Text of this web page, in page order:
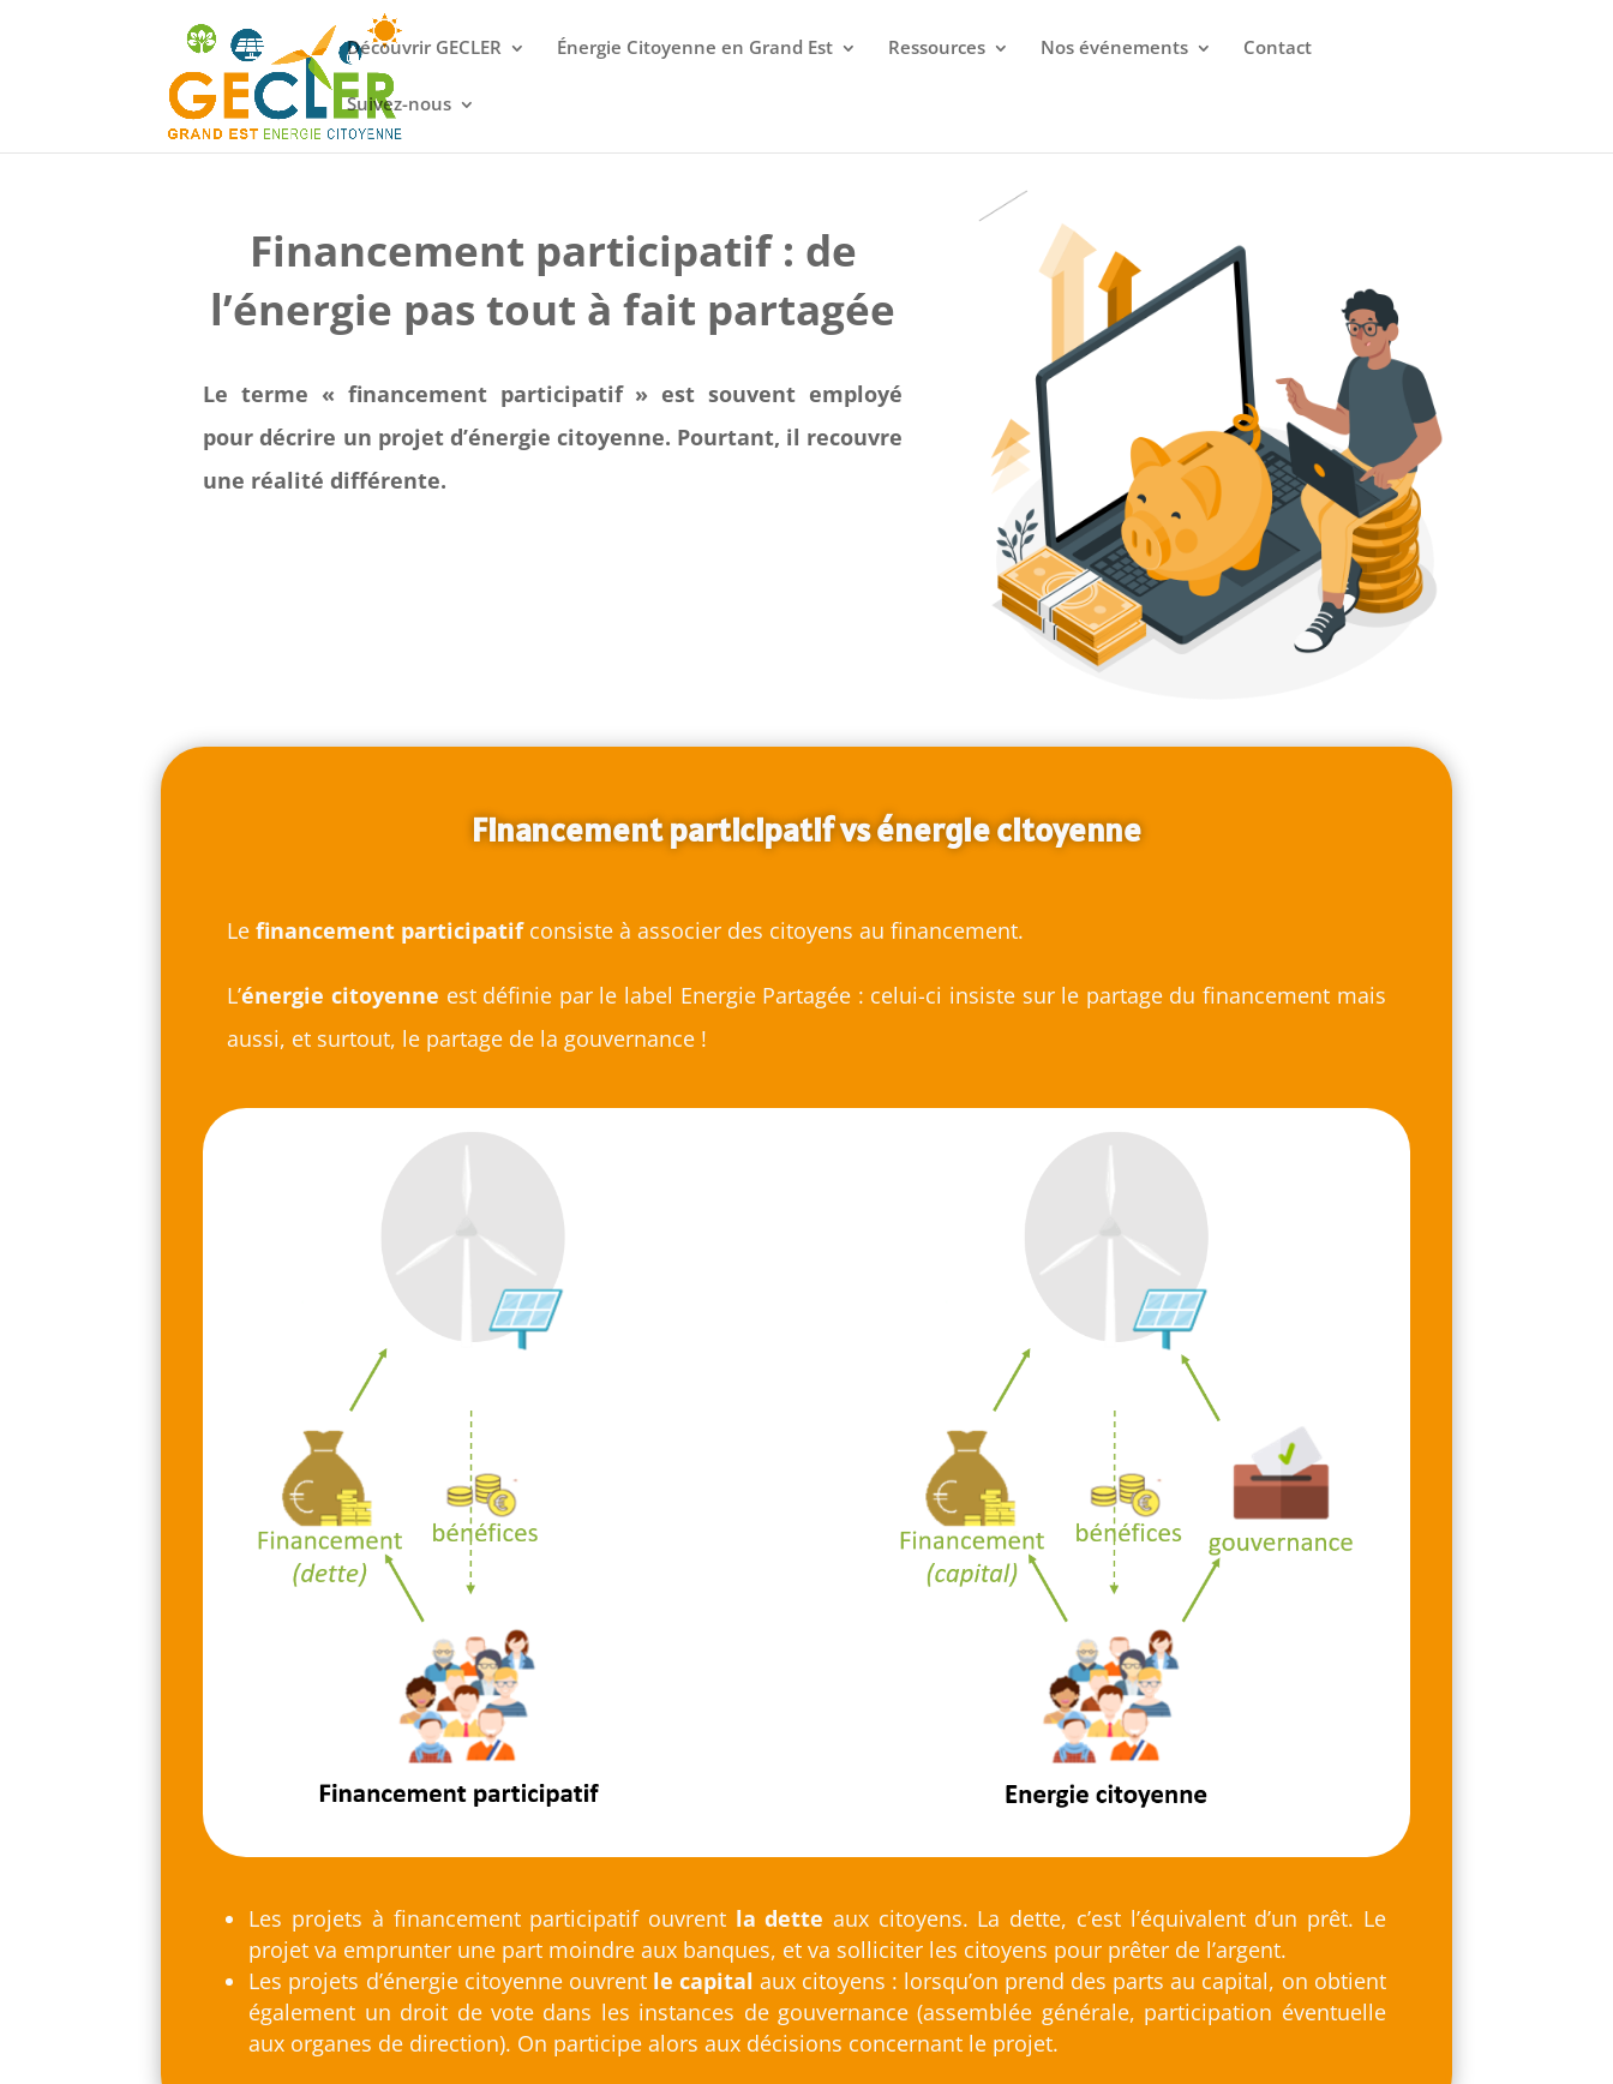
Découvrir GECLER Énergie Citoyenne en Grand Est Ressources Nos événements Contact
Suivez-nous
Financement participatif : de
l’énergie pas tout à fait partagée
Le terme « financement participatif » est souvent employé
pour décrire un projet d’énergie citoyenne. Pourtant, il recouvre
une réalité différente.
Financement participatif vs énergie citoyenne
Lefinancement participatifconsiste à associer des citoyens au financement.
L’énergie citoyenne est définie par le label Energie Partagée : celui-ci insiste sur le partage du financement mais
aussi, et surtout, le partage de la gouvernance !
Les projets à financement participatif ouvrent la dette aux citoyens. La dette, c’est l’équivalent d’un prêt. Le
projet va emprunter une part moindre aux banques, et va solliciter les citoyens pour prêter de l’argent.
Les projets d’énergie citoyenne ouvrent le capital aux citoyens : lorsqu’on prend des parts au capital, on obtient
également un droit de vote dans les instances de gouvernance (assemblée générale, participation éventuelle
aux organes de direction). On participe alors aux décisions concernant le projet.